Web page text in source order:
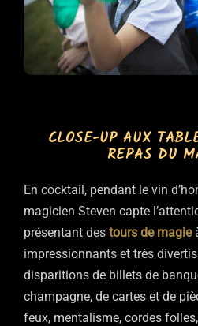
CLOSE-UP AUX
REPAS DU
En cocktail, pendant le vin
magicien Steven capte
présentant des tours de magie
impressionnants et très
disparitions de billets de
champagne, de cartes et de
feux, mentalisme, cordes